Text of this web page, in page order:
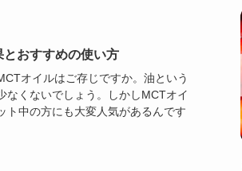
おすすめの使い方
オイルはご存じですか。油という
なくないでしょう。しかしMCTオイ
ト中の方にも大変人気があるんです